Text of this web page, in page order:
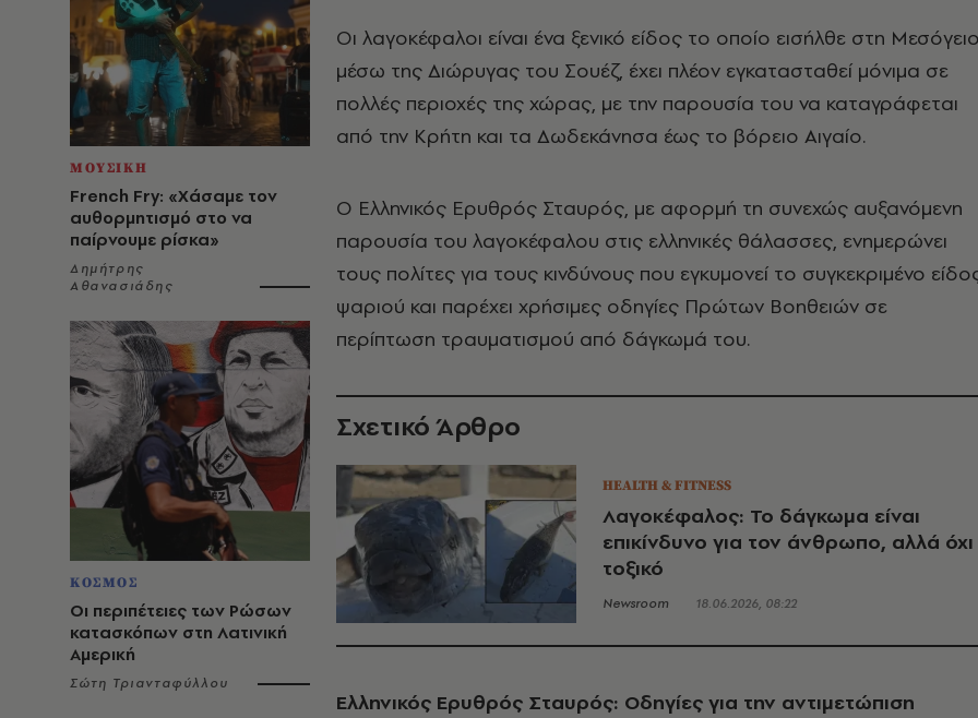
ΜΟΥΣΙΚΗ
French Fry: «Χάσαμε τον
αυθορμητισμό στο να
παίρνουμε ρίσκα»
Δημήτρης
Αθανασιάδης
ΚΟΣΜΟΣ
Οι περιπέτειες των Ρώσων
κατασκόπων στη Λατινική
Αμερική
Σώτη Τριανταφύλλου
Οι λαγοκέφαλοι είναι ένα ξενικό είδος το οποίο εισήλθε στη
μέσω της Διώρυγας του Σουέζ, έχει πλέον εγκατασταθεί μόνιμα σε
πολλές περιοχές της χώρας, με την παρουσία του να καταγράφεται
από την Κρήτη και τα Δωδεκάνησα έως το βόρειο Αιγαίο.
Ο Ελληνικός Ερυθρός Σταυρός, με αφορμή τη συνεχώς αυξανόμενη
παρουσία του λαγοκέφαλου στις ελληνικές θάλασσες, ενημερώνει
τους πολίτες για τους κινδύνους που εγκυμονεί το συγκεκριμένο
ψαριού και παρέχει χρήσιμες οδηγίες Πρώτων Βοηθειών σε
περίπτωση τραυματισμού από δάγκωμά του.
Σχετικό Άρθρο
HEALTH & FITNESS
Λαγοκέφαλος: Το δάγκωμα είναι
επικίνδυνο για τον άνθρωπο, αλλά όχι
τοξικό
Newsroom 18.06.2026, 08:22
Ελληνικός Ερυθρός Σταυρός: Οδηγίες για την αντιμετώπιση